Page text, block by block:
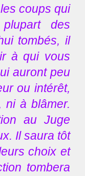
coups qui
des
tombés, il
à qui vous
auront peu
ou intérêt,
ni à blâmer.
au Juge
Il saura tôt
choix et
tombera